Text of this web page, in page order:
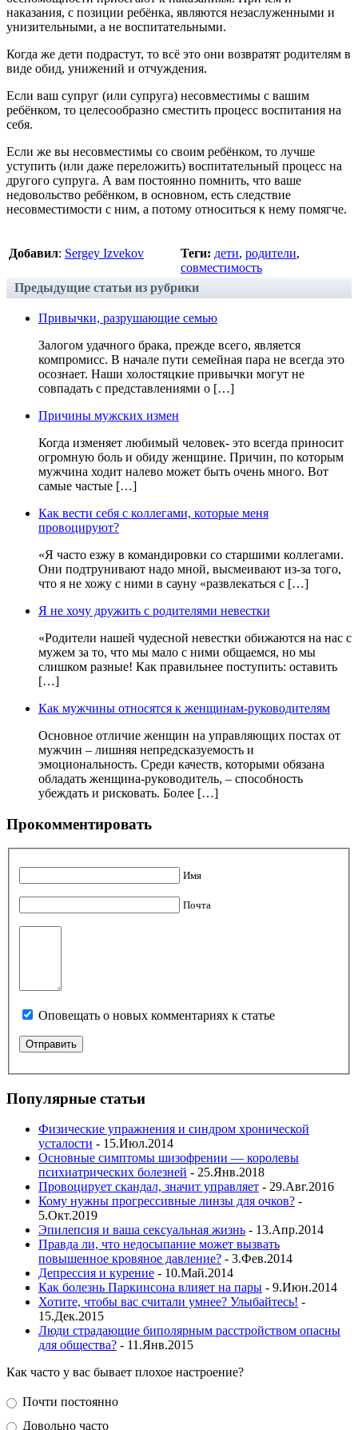
наказания, с позиции ребёнка, являются незаслуженными и
унизительными, а не воспитательными.
Когда же дети подрастут, то всё это они возвратят родителям в
виде обид, унижений и отчуждения.
Если ваш супруг (или супруга) несовместимы с вашим
ребёнком, то целесообразно сместить процесс воспитания на
себя.
Если же вы несовместимы со своим ребёнком, то лучше
уступить (или даже переложить) воспитательный процесс на
другого супруга. А вам постоянно помнить, что ваше
недовольство ребёнком, в основном, есть следствие
несовместимости с ним, а потому относиться к нему помягче.
Добавил: Sergey Izvekov Теги: дети, родители,
совместимость
Предыдущие статьи из рубрики
Привычки, разрушающие семью
Залогом удачного брака, прежде всего, является
компромисс. В начале пути семейная пара не всегда это
осознает. Наши холостяцкие привычки могут не
совпадать с представлениями о […]
Причины мужских измен
Когда изменяет любимый человек- это всегда приносит
огромную боль и обиду женщине. Причин, по которым
мужчина ходит налево может быть очень много. Вот
самые частые […]
Как вести себя с коллегами, которые меня
провоцируют?
«Я часто езжу в командировки со старшими коллегами.
Они подтрунивают надо мной, высмеивают из-за того,
что я не хожу с ними в сауну «развлекаться с […]
Я не хочу дружить с родителями невестки
«Родители нашей чудесной невестки обижаются на нас с
мужем за то, что мы мало с ними общаемся, но мы
слишком разные! Как правильнее поступить: оставить
[…]
Как мужчины относятся к женщинам-руководителям
Основное отличие женщин на управляющих постах от
мужчин – лишняя непредсказуемость и
эмоциональность. Среди качеств, которыми обязана
обладать женщина-руководитель, – способность
убеждать и рисковать. Более […]
Прокомментировать
Имя
Почта
Оповещать о новых комментариях к статье
Популярные статьи
Физические упражнения и синдром хронической
усталости - 15.Июл.2014
Основные симптомы шизофрении — королевы
психиатрических болезней - 25.Янв.2018
Провоцирует скандал, значит управляет - 29.Авг.2016
Кому нужны прогрессивные линзы для очков? -
5.Окт.2019
Эпилепсия и ваша сексуальная жизнь - 13.Апр.2014
Правда ли, что недосыпание может вызвать
повышенное кровяное давление? - 3.Фев.2014
Депрессия и курение - 10.Май.2014
Как болезнь Паркинсона влияет на пары - 9.Июн.2014
Хотите, чтобы вас считали умнее? Улыбайтесь! -
15.Дек.2015
Люди страдающие биполярным расстройством опасны
для общества? - 11.Янв.2015
Как часто у вас бывает плохое настроение?
Почти постоянно
Довольно часто